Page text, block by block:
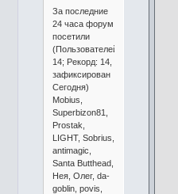
За последние
24 часа форум
посетили
(Пользователей:
14; Рекорд: 14,
зафиксирован
Сегодня)
Mobius,
Superbizon81,
Prostak,
LIGHT, Sobrius,
antimagic,
Santa Butthead,
Нея, Олег, da-
goblin, povis,